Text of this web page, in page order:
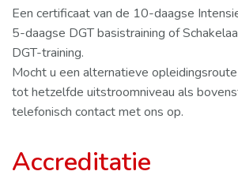
Een certificaat van de 10-daagse
5-daagse DGT basistraining of
DGT-training.
Mocht u een alternatieve
tot hetzelfde uitstroomniveau als
telefonisch contact met ons op.
Accreditatie